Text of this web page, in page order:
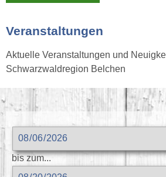
Veranstaltungen
Aktuelle Veranstaltungen und
Schwarzwaldregion Belchen
bis zum...